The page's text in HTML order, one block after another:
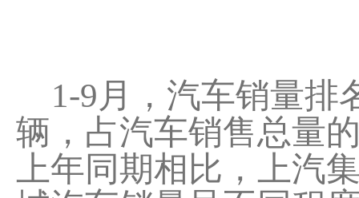
1-9月，汽车销量排
辆，占汽车销售总量
上年同期相比，上汽